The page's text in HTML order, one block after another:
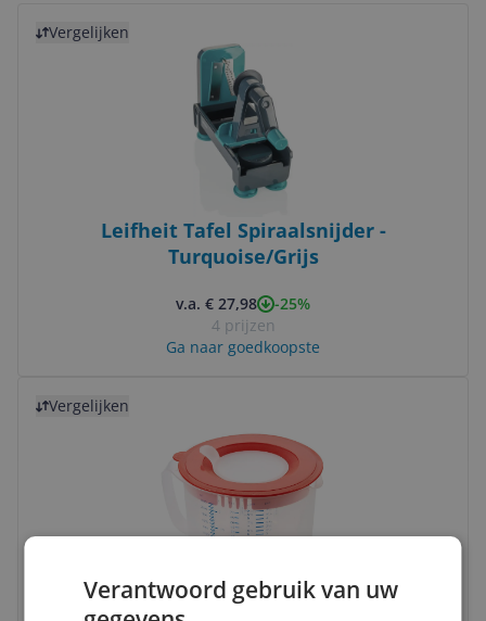
Vergelijken
Leifheit Tafel Spiraalsnijder -
Turquoise/Grijs
v.a. € 27,98
-25%
4 prijzen
Ga naar goedkoopste
Vergelijken
Leifheit Measure & Store Maatbeker - 3 in
Verantwoord gebruik van uw